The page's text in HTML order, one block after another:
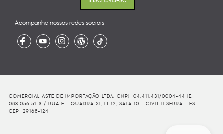
Acompanhe nossas redes sociais
COMERCIAL ASTE DE IMPORTAÇÃO LTDA. CNPJ: 04.411.431/0004-44 IE:
083.056.51-3 / RUA F - QUADRA XI, LT 12, SALA 10 - CIVIT II SERRA - ES. -
CEP: 29168-124